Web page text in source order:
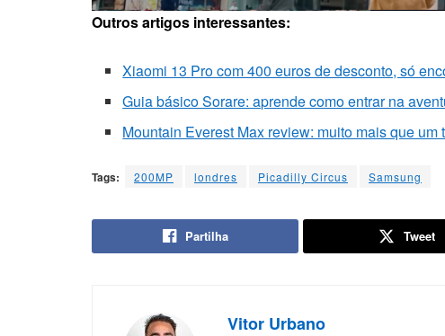
Outros artigos interessantes:
Xiaomi 13 Pro com 400 euros de desconto, só
Guia básico Sorare: aprende como entrar na
Mountain Everest Max review: muito mais que um
Tags: 200MP londres Picadilly Circus Samsung
Partilha Tweet
Vitor Urbano